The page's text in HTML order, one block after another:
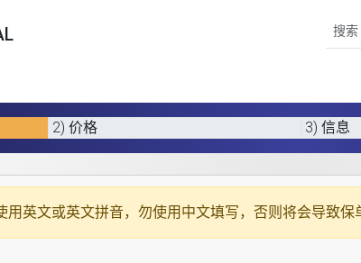
2) 价格 3) 信息
用 英文或英文拼音，勿使用中文填写，否则将会导致保